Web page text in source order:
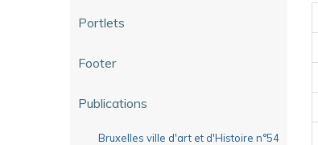
Portlets
Footer
Publications
Bruxelles ville d'art et d'Histoire n°54